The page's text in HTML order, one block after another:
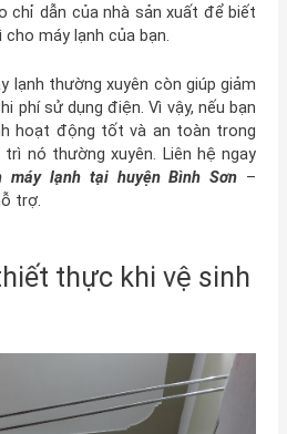
chỉ dẫn của nhà sản xuất để biết
máy lạnh của bạn.
lạnh thường xuyên còn giúp giảm
phí sử dụng điện. Vì vậy, nếu bạn
hoạt động tốt và an toàn trong
nó thường xuyên. Liên hệ ngay
máy lạnh tại huyện Bình Sơn –
trợ.
thực khi vệ sinh